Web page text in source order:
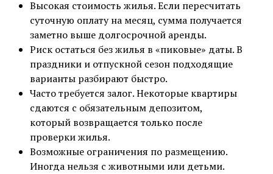
Высокая стоимость жилья. Если пересчитать
суточную оплату на месяц, сумма получается
заметно выше долгосрочной аренды.
Риск остаться без жилья в «пиковые» даты. В
праздники и отпускной сезон подходящие
варианты разбирают быстро.
Часто требуется залог. Некоторые квартиры
сдаются с обязательным депозитом,
который возвращается только после
проверки жилья.
Возможные ограничения по размещению.
Иногда нельзя с животными или детьми.